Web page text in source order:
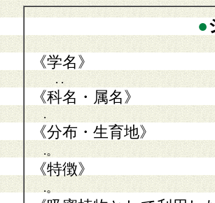
●
《学名》
. .
《科名・属名》
.
《分布・生育地》
.。
《特徴》
.。